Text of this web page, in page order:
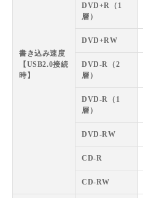
書き込み速度
【USB2.0接続
時】
DVD+R（1
層）
DVD+RW
DVD-R（2
層）
DVD-R（1
層）
DVD-RW
CD-R
CD-RW